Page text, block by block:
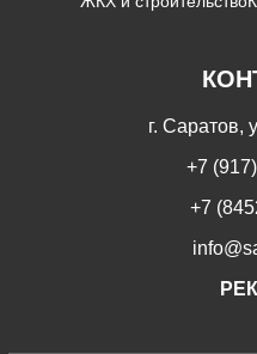
г. Саратов,
+7
+7